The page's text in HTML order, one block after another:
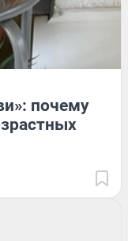
почему